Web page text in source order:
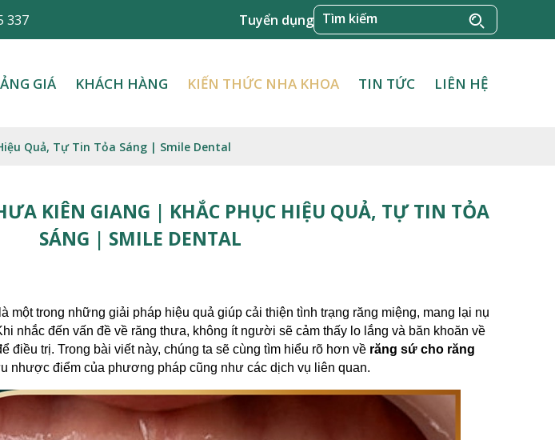
337 Tuyển dụng
GIÁ KHÁCH HÀNG KIẾN THỨC NHA KHOA TIN TỨC LIÊN HỆ
Quả, Tự Tin Tỏa Sáng | Smile Dental
KIÊN GIANG | KHẮC PHỤC HIỆU QUẢ, TỰ TIN TỎA
SÁNG | SMILE DENTAL
một trong những giải pháp hiệu quả giúp cải thiện tình trạng răng miệng, mang lại nụ
nhắc đến vấn đề về răng thưa, không ít người sẽ cảm thấy lo lắng và băn khoăn về
điều trị. Trong bài viết này, chúng ta sẽ cùng tìm hiểu rõ hơn về răng sứ cho răng
nhược điểm của phương pháp cũng như các dịch vụ liên quan.